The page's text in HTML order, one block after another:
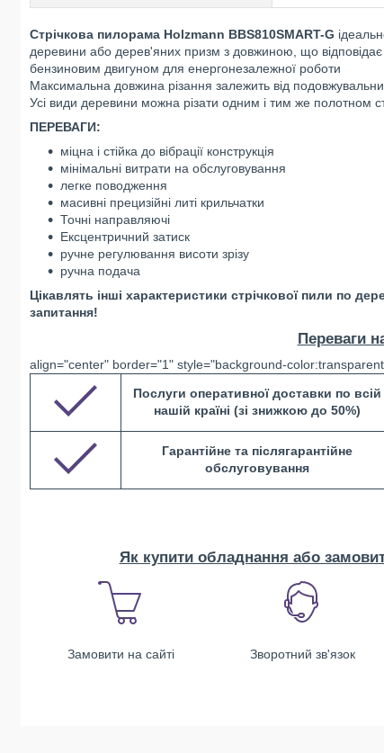
Стрічкова пилорама Holzmann BBS810SMART-G
деревини або дерев'яних призм з довжиною, що
бензиновим двигуном для енергонезалежної роботи
Максимальна довжина різання залежить від
Усі види деревини можна різати одним і тим же полотном
ПЕРЕВАГИ:
міцна і стійка до вібрації конструкція
мінімальні витрати на обслуговування
легке поводження
масивні прецизійні литі крильчатки
Точні направляючі
Ексцентричний затиск
ручне регулювання висоти зрізу
ручна подача
Цікавлять інші характеристики стрічкової пили по
запитання!
Переваги
align="center" border="1" style="background-
Послуги оперативної доставки по всій
нашій країні (зі знижкою до 50%)
Гарантійне та післягарантійне
обслуговування
Як купити обладнання або
Замовити на сайті Зворотний зв'язок